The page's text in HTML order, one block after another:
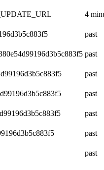
4
past
past
past
past
past
past
past